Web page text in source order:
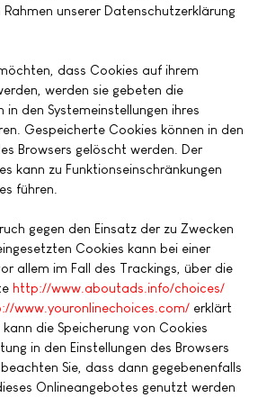
unserer Datenschutzerklärung
dass Cookies auf ihrem
werden sie gebeten die
den Systemeinstellungen ihres
Gespeicherte Cookies können in den
Browsers gelöscht werden. Der
kann zu Funktionseinschränkungen
führen.
gegen den Einsatz der zu Zwecken
Cookies kann bei einer
allem im Fall des Trackings, über die
http://www.aboutads.info/choices/
www.youronlinechoices.com/ erklärt
die Speicherung von Cookies
in den Einstellungen des Browsers
Sie, dass dann gegebenenfalls
Onlineangebotes genutzt werden